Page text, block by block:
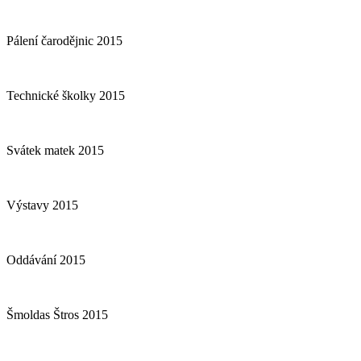
Pálení čarodějnic 2015
Technické školky 2015
Svátek matek 2015
Výstavy 2015
Oddávání 2015
Šmoldas Štros 2015